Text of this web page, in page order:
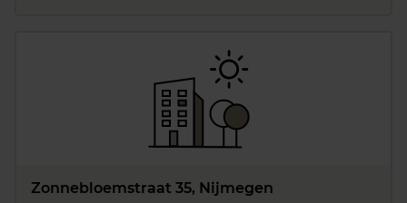
Zonnebloemstraat 35, Nijmegen